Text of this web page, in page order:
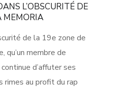
L’OBSCURITÉ DE
MEMORIA
de la 19e zone de
qu’un membre de
continue d’affuter ses
rimes au profit du rap